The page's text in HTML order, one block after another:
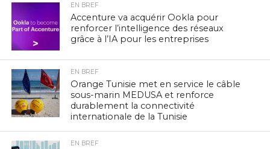
EN BREF
Accenture va acquérir Ookla pour
renforcer l’intelligence des réseaux
grâce à l’IA pour les entreprises
EN BREF
Orange Tunisie met en service le câble
sous-marin MEDUSA et renforce
durablement la connectivité
internationale de la Tunisie
EN BREF